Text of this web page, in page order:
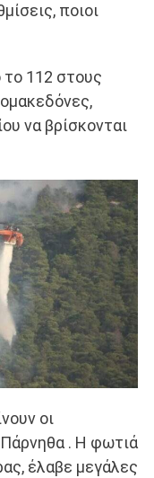
ποιοι
το 112 στους
να βρίσκονται
οι
. Η φωτιά
έλαβε μεγάλες